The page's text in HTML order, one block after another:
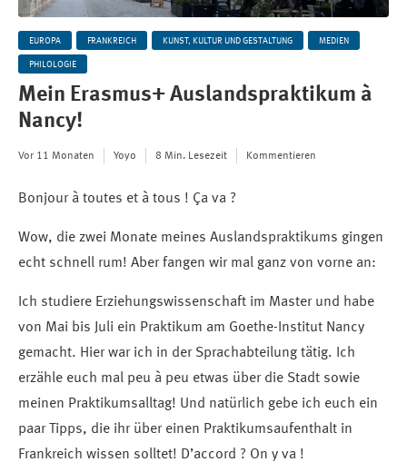
EUROPA FRANKREICH KUNST, KULTUR UND GESTALTUNG MEDIEN
PHILOLOGIE
Mein Erasmus+ Auslandspraktikum à
Nancy!
Vor 11 Monaten Yoyo 8 Min. Lesezeit Kommentieren
Bonjour à toutes et à tous ! Ça va ?
Wow, die zwei Monate meines Auslandspraktikums gingen
echt schnell rum! Aber fangen wir mal ganz von vorne an:
Ich studiere Erziehungswissenschaft im Master und habe
von Mai bis Juli ein Praktikum am Goethe-Institut Nancy
gemacht. Hier war ich in der Sprachabteilung tätig. Ich
erzähle euch mal peu à peu etwas über die Stadt sowie
meinen Praktikumsalltag! Und natürlich gebe ich euch ein
paar Tipps, die ihr über einen Praktikumsaufenthalt in
Frankreich wissen solltet! D’accord ? On y va !